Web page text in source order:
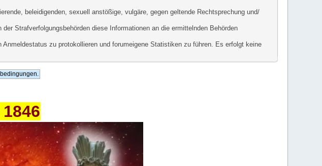
beleidigenden, sexuell anstößige, vulgäre, gegen geltende Rechtsprechung und/
Strafverfolgungsbehörden diese Informationen an die ermittelnden Behörden
zu protokollieren und forumeigene Statistiken zu führen. Es erfolgt keine